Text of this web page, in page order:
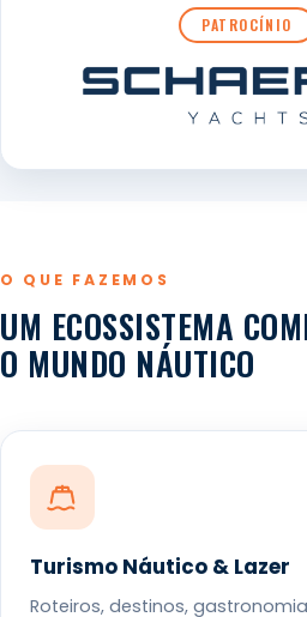
PATROCÍNIO
O QUE FAZEMOS
UM ECOSSISTEMA
O MUNDO NÁUTICO
Turismo Náutico & Lazer
Roteiros, destinos,